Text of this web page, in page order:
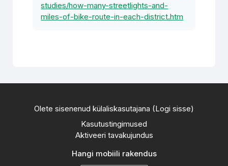
studies/how-many-streetlights-and-
miles-of-bike-route-in-each-district.htm
Olete sisenenud külaliskasutajana (Logi sisse)
Kasutustingimused
Aktiveeri tavakujundus
Hangi mobiili rakendus